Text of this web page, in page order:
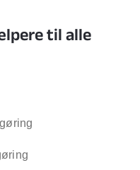
til alle